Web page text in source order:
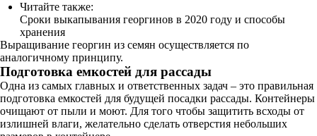
Читайте также:
Сроки выкапывания георгинов в 2020 году и способы
хранения
Выращивание георгин из семян осуществляется по
аналогичному принципу.
Подготовка емкостей для рассады
Одна из самых главных и ответственных задач – это правильная
подготовка емкостей для будущей посадки рассады. Контейнеры
очищают от пыли и моют. Для того чтобы защитить всходы от
излишней влаги, желательно сделать отверстия небольших